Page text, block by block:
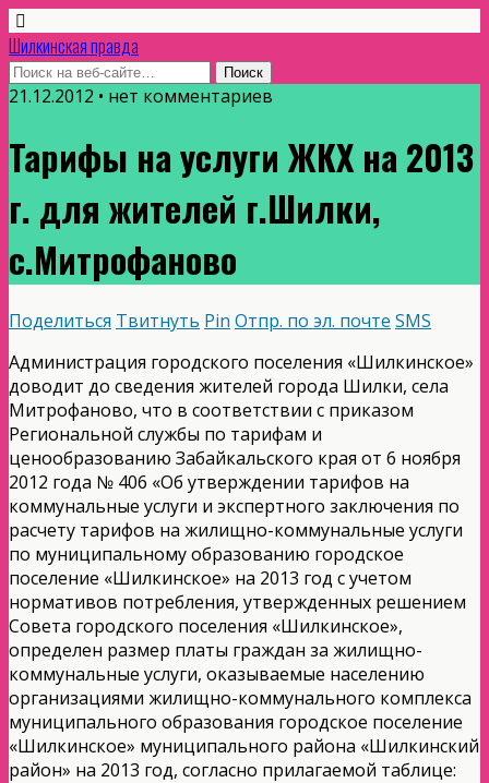
Шилкинская правда
21.12.2012 • нет комментариев
Тарифы на услуги ЖКХ на 2013
г. для жителей г.Шилки,
с.Митрофаново
Поделиться Твитнуть Pin Отпр. по эл. почте SMS
Администрация городского поселения «Шилкинское»
доводит до сведения жителей города Шилки, села
Митрофаново, что в соответствии с приказом
Региональной службы по тарифам и
ценообразованию Забайкальского края от 6 ноября
2012 года № 406 «Об утверждении тарифов на
коммунальные услуги и экспертного заключения по
расчету тарифов на жилищно-коммунальные услуги
по муниципальному образованию городское
поселение «Шилкинское» на 2013 год с учетом
нормативов потребления, утвержденных решением
Совета городского поселения «Шилкинское»,
определен размер платы граждан за жилищно-
коммунальные услуги, оказываемые населению
организациями жилищно-коммунального комплекса
муниципального образования городское поселение
«Шилкинское» муниципального района «Шилкинский
район» на 2013 год, согласно прилагаемой таблице: